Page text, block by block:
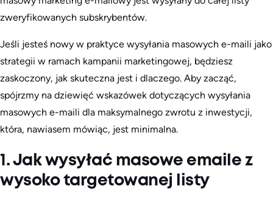
zweryfikowanych subskrybentów.
Jeśli jesteś nowy w praktyce wysyłania masowych e-maili jako
strategii w ramach kampanii marketingowej, będziesz
zaskoczony, jak skuteczna jest i dlaczego. Aby zacząć,
spójrzmy na dziewięć wskazówek dotyczących wysyłania
masowych e-maili dla maksymalnego zwrotu z inwestycji,
która, nawiasem mówiąc, jest minimalna.
1. Jak wysyłać masowe emaile z
wysoko targetowanej listy